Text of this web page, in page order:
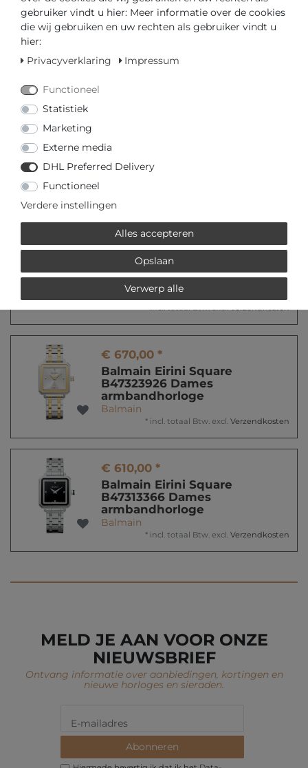
* incl. totaal Btw. excl.
MEHR VON BALMAIN
Balmain Erini Square
armbandhorloge
€ 670,00 *
Balmain Erini Square
B47383326 Dames
armbandhorloge
Balmain
€ 670,00 *
Balmain Eirini Square
B47323926 Dames
armbandhorloge
Balmain
* incl. totaal Btw. excl. Verzendkosten
€ 610,00 *
Balmain Eirini Square
B47313366 Dames
armbandhorloge
Balmain
* incl. totaal Btw. excl. Verzendkosten
MELD JE AAN VOOR ONZE
NIEUWSBRIEF
Ontvang informatie over aanbiedingen, kortingen en
nieuwe horloges en sieraden.
Abonneren
gebruiker vindt u hier: Meer informatie over de cookies
die wij gebruiken en uw rechten als gebruiker vindt u
hier:
Privacyverklaring
Impressum
Functioneel
Statistiek
Marketing
Externe media
DHL Preferred Delivery
Functioneel
Verdere instellingen
Alles accepteren
Opslaan
Verwerp alle